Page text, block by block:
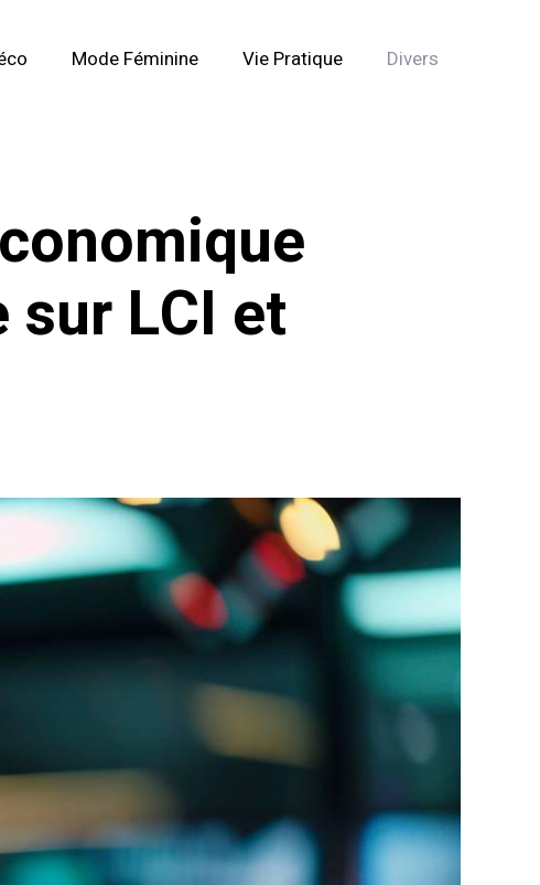
Mode Féminine Vie Pratique Divers
LCI et